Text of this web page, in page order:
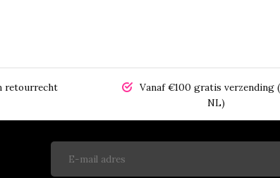
retourrecht
Vanaf €100 gratis verzending
NL)